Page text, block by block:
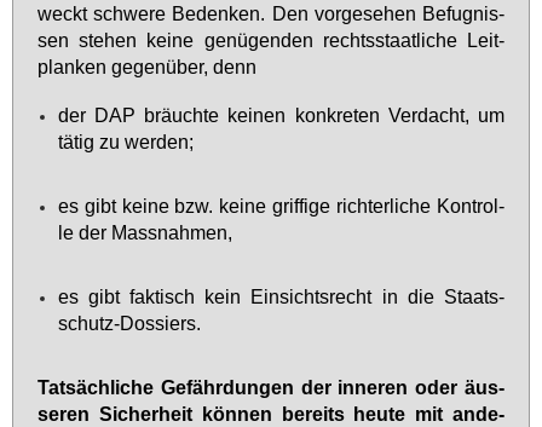
weckt schwe­re Be­den­ken. Den vor­ge­se­hen Be­fug­nis­
sen ste­hen kei­ne ge­nü­gen­den rechts­staat­li­che Leit­
plan­ken ge­gen­über, denn
der DAP bräuch­te kei­nen kon­kre­ten Ver­dacht, um
tä­tig zu wer­den;
es gibt kei­ne bzw. kei­ne grif­fi­ge rich­ter­li­che Kon­trol­
le der Mass­nah­men,
es gibt fak­tisch kein Ein­sichts­recht in die Staats­
schutz-Dos­siers.
Tat­säch­li­che Ge­fähr­dun­gen der in­ne­ren oder äus­
se­ren Si­cher­heit kön­nen be­reits heu­te mit an­de­